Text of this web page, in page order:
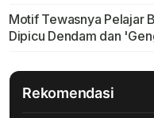
Motif Tewasnya Pelajar
Dipicu Dendam dan
Rekomendasi